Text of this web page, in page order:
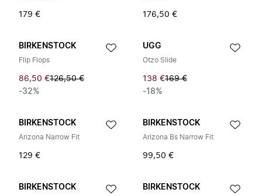
179 € 176,50 €
BIRKENSTOCK
Flip Flops
86,50 €126,50 €
-32%
UGG
Otzo Slide
138 €169 €
-18%
BIRKENSTOCK
Arizona Narrow Fit
129 €
BIRKENSTOCK
Arizona Bs Narrow Fit
99,50 €
BIRKENSTOCK BIRKENSTOCK